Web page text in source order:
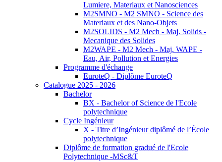
Lumiere, Materiaux et Nanosciences
M2SMNO - M2 SMNO - Science des
Materiaux et des Nano-Objets
M2SOLIDS - M2 Mech - Maj. Solids -
Mecanique des Solides
M2WAPE - M2 Mech - Maj. WAPE -
Eau, Air, Pollution et Energies
Programme d'échange
EuroteQ - Diplôme EuroteQ
Catalogue 2025 - 2026
Bachelor
BX - Bachelor of Science de l'Ecole
polytechnique
Cycle Ingénieur
X - Titre d’Ingénieur diplômé de l’École
polytechnique
Diplôme de formation gradué de l'Ecole
Polytechnique -MSc&T